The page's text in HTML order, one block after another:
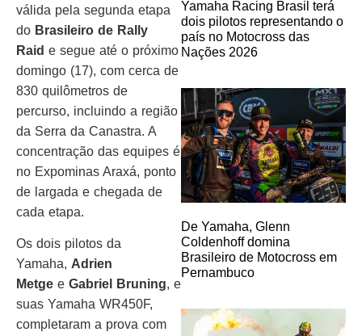
válida pela segunda etapa
do Brasileiro de Rally
Raid e segue até o próximo
domingo (17), com cerca de
830 quilômetros de
percurso, incluindo a região
da Serra da Canastra. A
concentração das equipes é
no Expominas Araxá, ponto
de largada e chegada de
cada etapa.
Os dois pilotos da
Yamaha, Adrien
Metge e Gabriel Bruning, e
suas Yamaha WR450F,
completaram a prova com
Yamaha Racing Brasil terá
dois pilotos representando o
país no Motocross das
Nações 2026
De Yamaha, Glenn
Coldenhoff domina
Brasileiro de Motocross em
Pernambuco